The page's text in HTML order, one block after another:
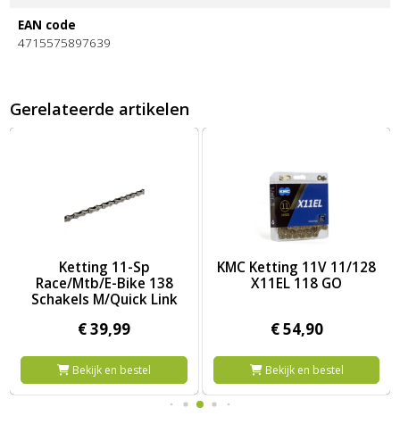
EAN code
4715575897639
Gerelateerde artikelen
Ketting 11-Sp
Race/Mtb/E-Bike 138
Schakels M/Quick Link
€39,99
Bekijk en bestel
KMC Ketting 11V 11/128
X11EL 118 GO
€54,90
Bekijk en bestel